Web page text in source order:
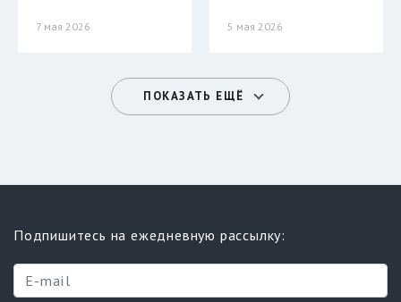
7 мая 2026 5 мая 2026
ПОКАЗАТЬ ЕЩЁ
Подпишитесь на ежедневную рассылку: